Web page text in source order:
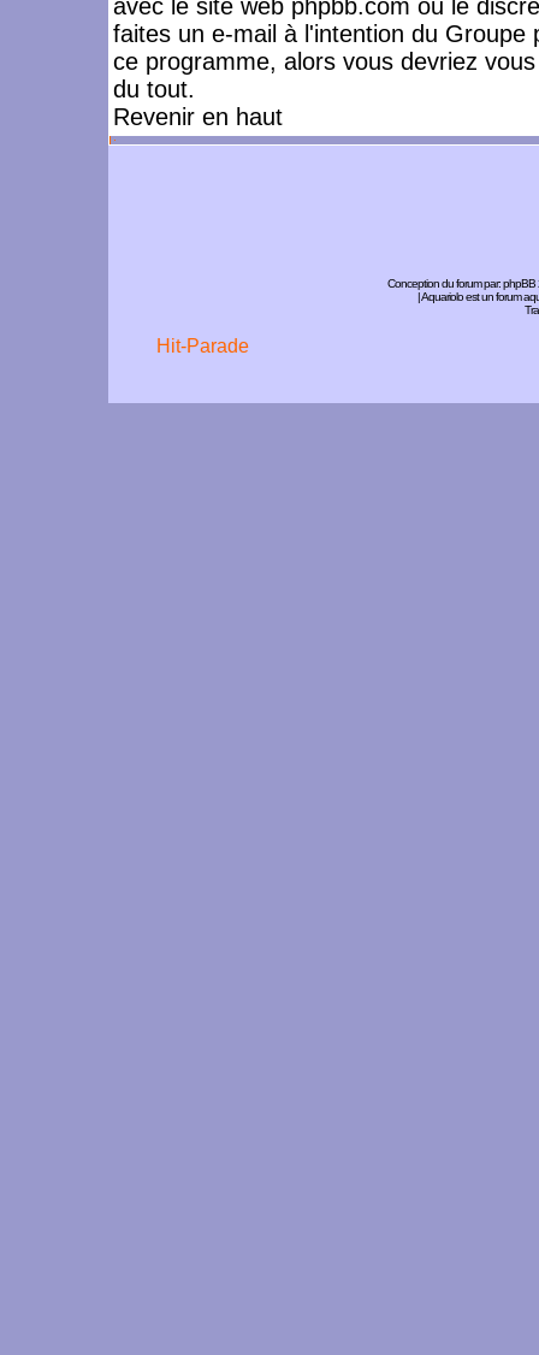
avec le site web phpbb.com ou le
faites un e-mail à l'intention du
ce programme, alors vous devriez
du tout.
Revenir en haut
Conception du forum par:phpBB
| Aquariolo est un forum